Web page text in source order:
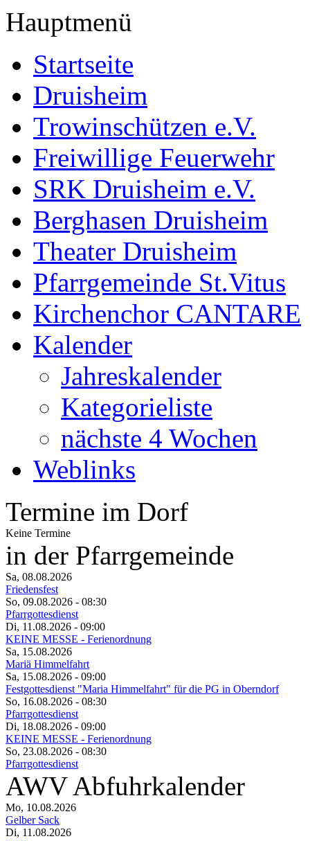
Hauptmenü
Startseite
Druisheim
Trowinschützen e.V.
Freiwillige Feuerwehr
SRK Druisheim e.V.
Berghasen Druisheim
Theater Druisheim
Pfarrgemeinde St.Vitus
Kirchenchor CANTARE
Kalender
Jahreskalender
Kategorieliste
nächste 4 Wochen
Weblinks
Termine im Dorf
Keine Termine
in der Pfarrgemeinde
Sa, 08.08.2026
Friedensfest
So, 09.08.2026 - 08:30
Pfarrgottesdienst
Di, 11.08.2026 - 09:00
KEINE MESSE - Ferienordnung
Sa, 15.08.2026
Mariä Himmelfahrt
Sa, 15.08.2026 - 09:00
Festgottesdienst "Maria Himmelfahrt" für die PG in Oberndorf
So, 16.08.2026 - 08:30
Pfarrgottesdienst
Di, 18.08.2026 - 09:00
KEINE MESSE - Ferienordnung
So, 23.08.2026 - 08:30
Pfarrgottesdienst
AWV Abfuhrkalender
Mo, 10.08.2026
Gelber Sack
Di, 11.08.2026